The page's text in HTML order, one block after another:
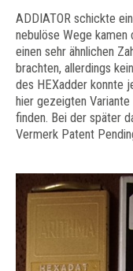
ADDIATOR schickte
nebulöse Wege kamen
einen sehr ähnlichen
brachten, allerdings
des HEXadder konnte
hier gezeigten
finden. Bei der später
Vermerk Patent